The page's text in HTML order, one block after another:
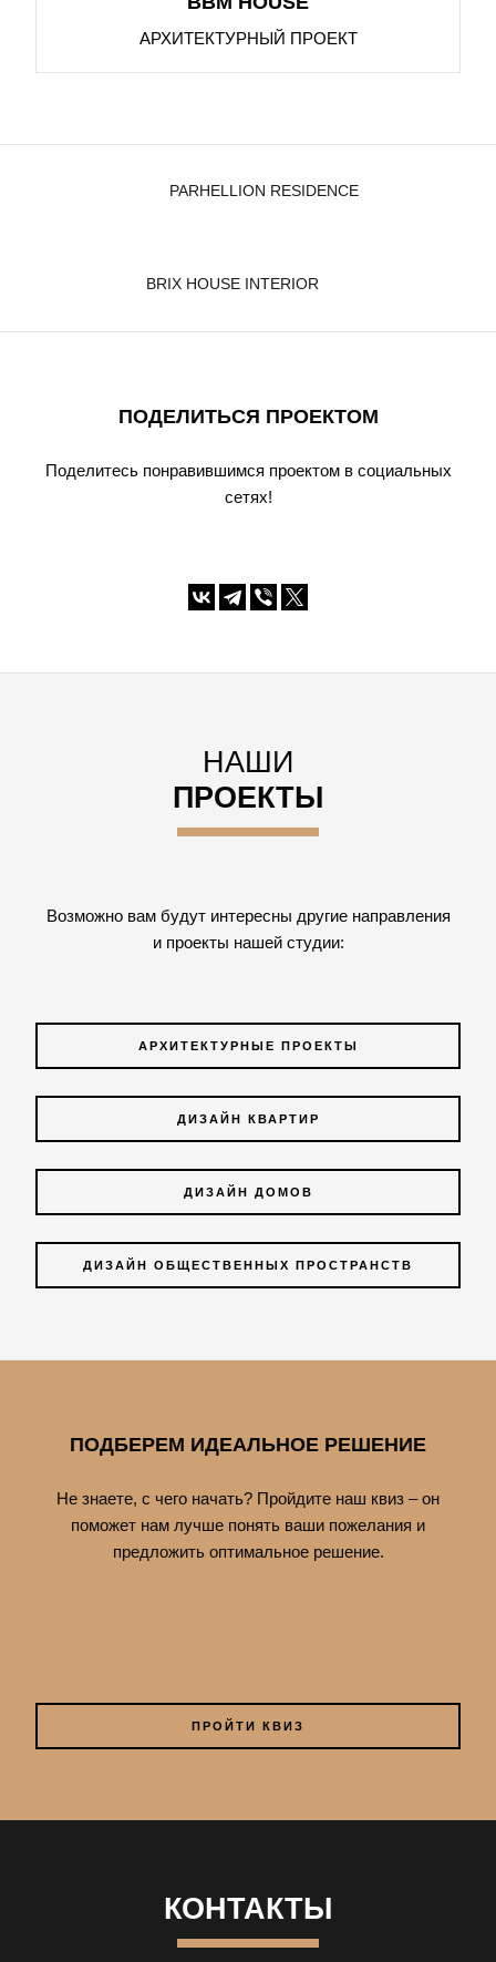
АРХИТЕКТУРНЫЙ ПРОЕКТ
PARHELLION RESIDENCE
BRIX HOUSE INTERIOR
ПОДЕЛИТЬСЯ ПРОЕКТОМ
Поделитесь понравившимся проектом в социальных
сетях!
НАШИ
ПРОЕКТЫ
Возможно вам будут интересны другие направления
и проекты нашей студии:
АРХИТЕКТУРНЫЕ ПРОЕКТЫ
ДИЗАЙН КВАРТИР
ДИЗАЙН ДОМОВ
ДИЗАЙН ОБЩЕСТВЕННЫХ ПРОСТРАНСТВ
ПОДБЕРЕМ ИДЕАЛЬНОЕ РЕШЕНИЕ
Не знаете, с чего начать? Пройдите наш квиз – он
поможет нам лучше понять ваши пожелания и
предложить оптимальное решение.
ПРОЙТИ КВИЗ
КОНТАКТЫ